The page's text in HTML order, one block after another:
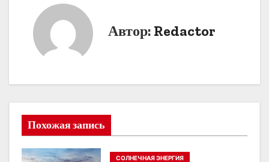
я
п
Автор: Redactor
Похожая запись
СОЛНЕЧНАЯ ЭНЕРГИЯ